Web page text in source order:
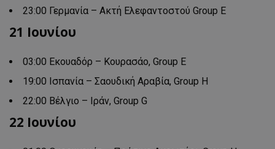
23:00 Γερμανία – Ακτή Ελεφαντοστού Group E
21 Ιουνίου
03:00 Εκουαδόρ – Κουρασάο, Group E
19:00 Ισπανία – Σαουδική Αραβία, Group Η
22:00 Βέλγιο – Ιράν, Group G
22 Ιουνίου